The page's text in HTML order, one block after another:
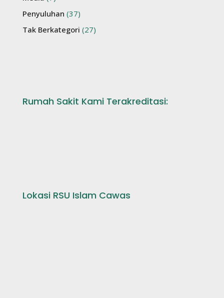
Penyuluhan (37)
Tak Berkategori (27)
Rumah Sakit Kami Terakreditasi:
Lokasi RSU Islam Cawas